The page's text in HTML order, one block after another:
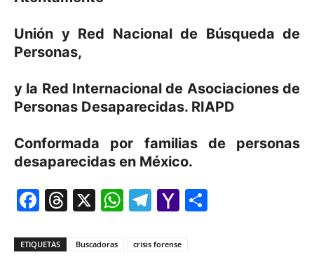
Unión y Red Nacional de Búsqueda de
Personas,
y la Red Internacional de Asociaciones de
Personas Desaparecidas. RIAPD
Conformada por familias de personas
desaparecidas en México.
Facebook
Threads
X WhatsApp
Telegram
Yahoo
ETIQUETAS Buscadoras crisis forense